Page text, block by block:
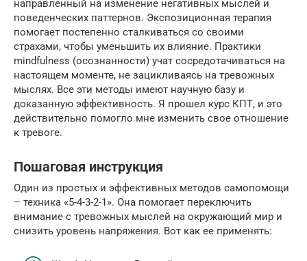
направленный на изменение негативных мыслей и
поведенческих паттернов. Экспозиционная терапия
помогает постепенно сталкиваться со своими
страхами, чтобы уменьшить их влияние. Практики
mindfulness (осознанности) учат сосредотачиваться на
настоящем моменте, не зацикливаясь на тревожных
мыслях. Все эти методы имеют научную базу и
доказанную эффективность. Я прошел курс КПТ, и это
действительно помогло мне изменить свое отношение
к тревоге.
Пошаговая инструкция
Один из простых и эффективных методов самопомощи
– техника «5-4-3-2-1». Она помогает переключить
внимание с тревожных мыслей на окружающий мир и
снизить уровень напряжения. Вот как ее применять: